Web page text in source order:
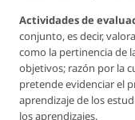
Actividades de
conjunto, es decir,
como la pertinencia de
objetivos; razón por la
pretende evidenciar el
aprendizaje de los
los aprendizajes.